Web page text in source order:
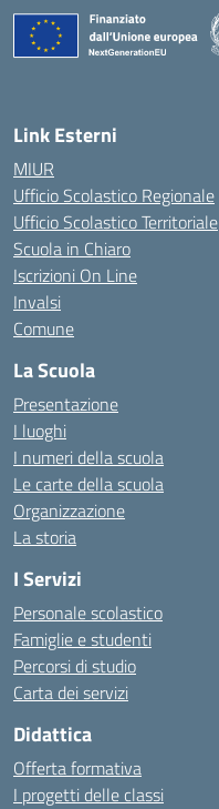
Link Esterni
MIUR
Ufficio Scolastico Regionale
Ufficio Scolastico Territoriale
Scuola in Chiaro
Iscrizioni On Line
Invalsi
Comune
La Scuola
Presentazione
I luoghi
I numeri della scuola
Le carte della scuola
Organizzazione
La storia
I Servizi
Personale scolastico
Famiglie e studenti
Percorsi di studio
Carta dei servizi
Didattica
Offerta formativa
I progetti delle classi